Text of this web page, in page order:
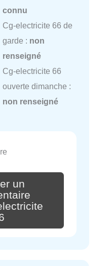
connu
Cg-electricite 66 de
garde : non
renseigné
Cg-electricite 66
ouverte dimanche :
non renseigné
un